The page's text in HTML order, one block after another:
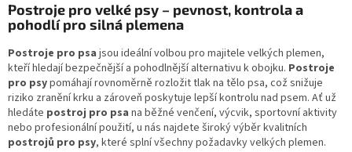
Postroje pro velké psy – pevnost, kontrola a
pohodlí pro silná plemena
Postroje pro psa jsou ideální volbou pro majitele velkých plemen,
kteří hledají bezpečnější a pohodlnější alternativu k obojku. Postroje
pro psypomáhají rovnoměrně rozložit tlak na tělo psa, což snižuje
riziko zranění krku a zároveň poskytuje lepší kontrolu nad psem. Ať už
hledáte postroj pro psa na běžné venčení, výcvik, sportovní aktivity
nebo profesionální použití, u nás najdete široký výběr kvalitních
postrojů pro psy, které splní všechny požadavky velkých plemen.